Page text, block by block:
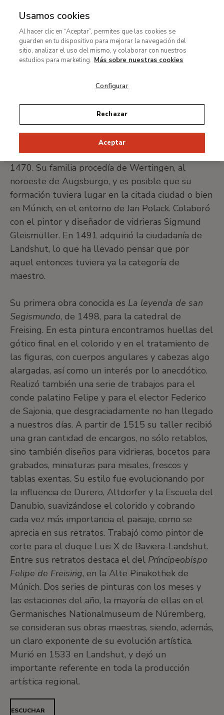
MENÚ
contenido
principal
Atribuido a Hans
Wertinger
Landshut, c. 1465/1470 -1533
IMPRIMIR FICHA
Pintor y grabador alemán, nació entre 1465 y
1470. Su familia procedía de Wertingen, al
noroeste de Augsburgo, y es posible que su
formación tuviera lugar en la citada ciudad o bien
en Múnich, en el entorno de Jan Polack. Colaboró
con el pintor y diseñador de vidrieras Sigmund
Gleismüller. En 1491 adquirió la ciudadanía de
Landshut, lo que ha llevado pensar que por
aquel entonces tuviera ya la categoría de
maestro.
Su primera obra conocida es La leyenda de san
Segismundo, de 1498, para la catedral de
Freising. En esta pintura encontramos huellas del
gótico final en el colorido y en el tratamiento de
las figuras, con cuerpos angulares y cabezas algo
alargadas, así como un interés por lo anecdótico.
Realizó también una serie de trabajos para el
conde palatino Felipe y para el elector Federico
de Sajonia, que desgraciadamente no han llegado
a nuestros días. A partir de 1515 su taller recibió
una gran cantidad de encargos, no sólo retablos,
sino también diseños para vidrieras, bocetos para
grabados, miniaturas para misales, frescos y
tablas exentas. Su estilo fue evolucionando por
la influencia de Durero, Altdorfer y la Escuela del
Danubio, suavizándose el colorido y cobrando
cada vez más importancia el paisaje, como se
aprecia en sus retratos. Trabajó como pintor de
corte para el duque Luis X de Baviera-Landshut.
Entre sus retratos destaca el del Príncipeobispo
Felipe de Freising, en la Alte Pinakothek de
Múnich. Dos series de pinturas con los meses y
las estaciones del año, la mayoría de ellas en el
Germanisches Nationalmuseum de Núremberg,
se consideran sus obras maestras, siendo, además,
un claro exponente de su evolución artística.
Murió en 1533 en Landshut, y dejó un
importante referente en toda la producción
artística regional.
ESCUCHAR
Usamos cookies
Al hacer clic en “Aceptar”, permites que las cookies se
guarden en tu dispositivo para mejorar la navegación del
sitio, analizar el uso del mismo, y colaborar con nuestros
estudios para marketing. Más sobre nuestras cookies
Configurar
Rechazar
Aceptar